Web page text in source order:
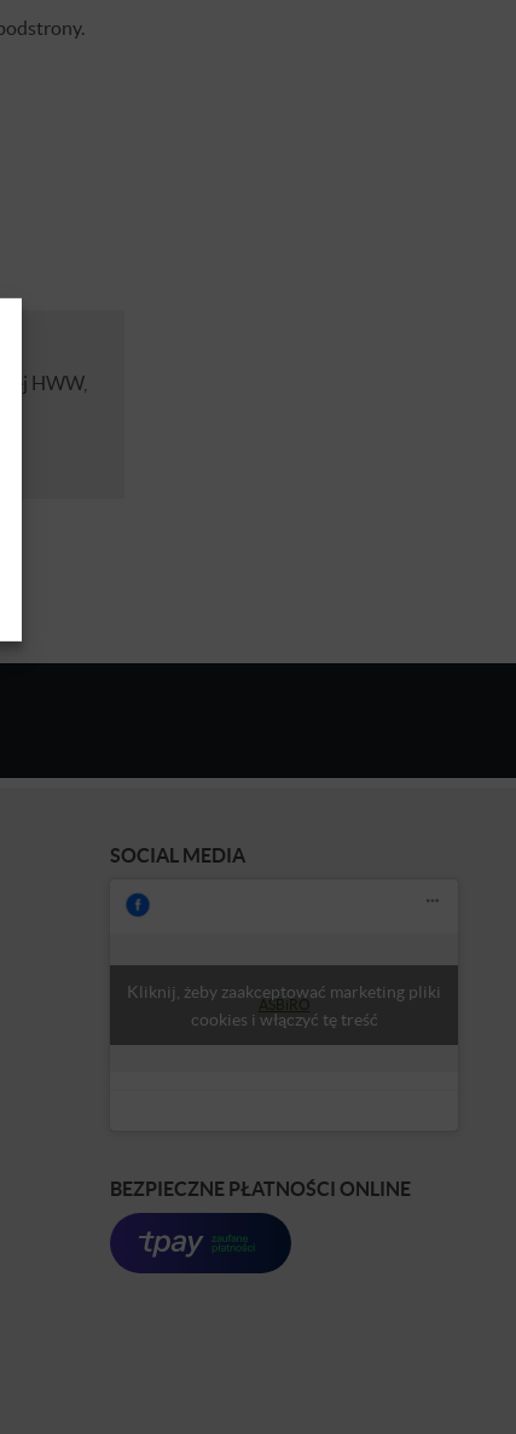
HWW,
SOCIAL MEDIA
ASBiRO
Kliknij, żeby zaakceptować marketing pliki
cookies i włączyć tę treść
BEZPIECZNE PŁATNOŚCI ONLINE